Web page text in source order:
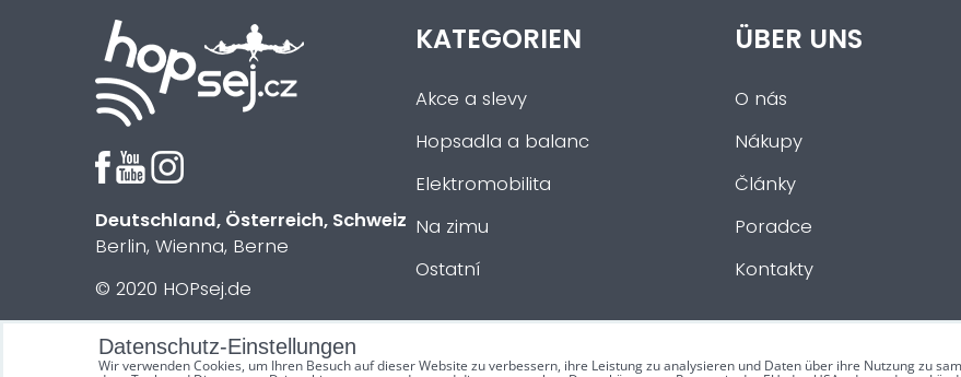
Deutschland, Österreich, Schweiz
Berlin, Wienna, Berne
© 2020 HOPsej.de
KATEGORIEN
Akce a slevy
Hopsadla a balanc
Elektromobilita
Na zimu
Ostatní
ÜBER UNS
O nás
Nákupy
Články
Poradce
Kontakty
Datenschutz-Einstellungen
Wir verwenden Cookies, um Ihren Besuch auf dieser Website zu verbessern, ihre Leistung zu analysieren und Daten über ihre Nutzung zu